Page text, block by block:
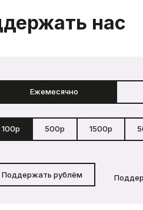
нас
Ежемесячно
100р 500р 1500р
Поддержать рублём